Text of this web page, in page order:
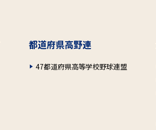
都道府県高野連
47都道府県高等学校野球連盟